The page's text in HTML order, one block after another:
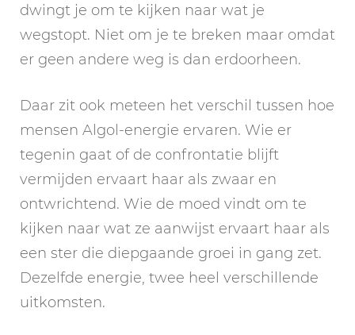
dwingt je om te kijken naar wat je
wegstopt. Niet om je te breken maar omdat
er geen andere weg is dan erdoorheen.
Daar zit ook meteen het verschil tussen hoe
mensen Algol-energie ervaren. Wie er
tegenin gaat of de confrontatie blijft
vermijden ervaart haar als zwaar en
ontwrichtend. Wie de moed vindt om te
kijken naar wat ze aanwijst ervaart haar als
een ster die diepgaande groei in gang zet.
Dezelfde energie, twee heel verschillende
uitkomsten.